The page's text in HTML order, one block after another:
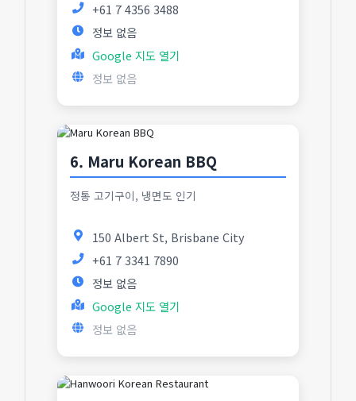
+61 7 4356 3488
정보 없음
Google 지도 열기
정보 없음
6. Maru Korean BBQ
정통 고기구이, 냉면도 인기
150 Albert St, Brisbane City
+61 7 3341 7890
정보 없음
Google 지도 열기
정보 없음